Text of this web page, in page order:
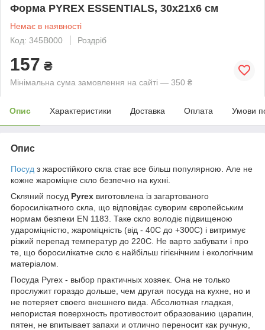
Форма PYREX ESSENTIALS, 30x21x6 см
Немає в наявності
Код: 345B000
Роздріб
157 ₴
Мінімальна сума замовлення на сайті — 350 ₴
Опис Характеристики Доставка Оплата Умови
Опис
Посуд з жаростійкого скла стає все більш популярною. Але не
кожне жароміцне скло безпечно на кухні.
Скляний посуд Pyrex виготовлена із загартованого
боросилікатного скла, що відповідає суворим європейським
нормам безпеки EN 1183. Таке скло володіє підвищеною
удароміцністю, жароміцність (від - 40С до +300С) і витримує
різкий перепад температур до 220С. Не варто забувати і про
те, що боросилікатне скло є найбільш гігієнічним і екологічним
матеріалом.
Посуда Pyrex - выбор практичных хозяек. Она не только
прослужит гораздо дольше, чем другая посуда на кухне, но и
не потеряет своего внешнего вида. Абсолютная гладкая,
непористая поверхность противостоит образованию царапин,
пятен, не впитывает запахи и отлично переносит как ручную,